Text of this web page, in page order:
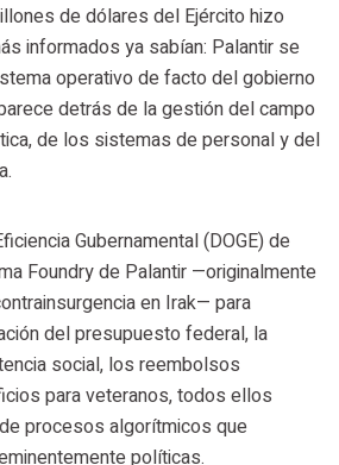
de dólares del Ejército hizo
informados ya sabían: Palantir se
operativo de facto del gobierno
detrás de la gestión del campo
de los sistemas de personal y del
Gubernamental (DOGE) de
Foundry de Palantir —originalmente
en Irak— para
del presupuesto federal, la
social, los reembolsos
para veteranos, todos ellos
procesos algorítmicos que
políticas.